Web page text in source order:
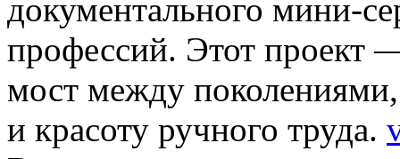
документального мини-
профессий. Этот проект
мост между
и красоту ручного труда.